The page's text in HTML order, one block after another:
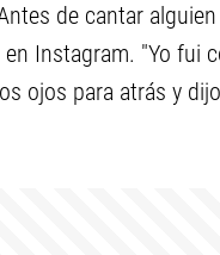
de cantar
Instagram. "Yo fui
ojos para atrás y